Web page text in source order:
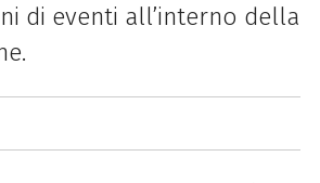
di eventi all’interno della